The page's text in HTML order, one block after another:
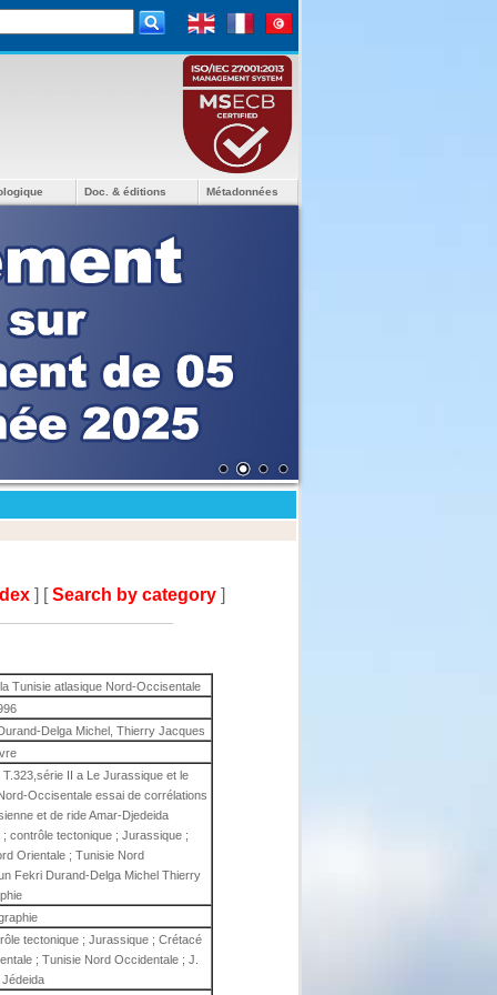
Doc. & éditions Métadonnées
] [Search by category ]
Tunisie atlasique Nord-Occisentale
Delga Michel, Thierry Jacques
II a Le Jurassique et le
Occisentale essai de corrélations
et de ride Amar-Djedeida
contrôle tectonique ; Jurassique ;
Orientale ; Tunisie Nord
Fekri Durand-Delga Michel Thierry
tectonique ; Jurassique ; Crétacé
; Tunisie Nord Occidentale ; J.